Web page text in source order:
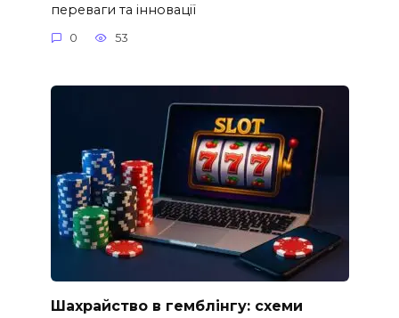
переваги та інновації
0 53
Шахрайство в гемблінгу: схеми